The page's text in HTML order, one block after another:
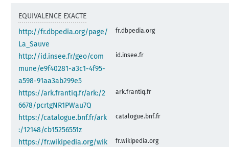
EQUIVALENCE EXACTE
http://fr.dbpedia.org/page/
La_Sauve
fr.dbpedia.org
http://id.insee.fr/geo/com
mune/e9f40281-a3c1-4f95-
a598-91aa3ab299e5
id.insee.fr
https://ark.frantiq.fr/ark:/2
6678/pcrtgNR1PWau7Q
ark.frantiq.fr
https://catalogue.bnf.fr/ark
:/12148/cb15256551z
catalogue.bnf.fr
https://fr.wikipedia.org/wik
fr.wikipedia.org